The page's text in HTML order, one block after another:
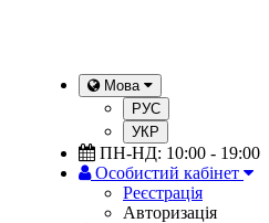
Мова
РУС
УКР
ПН-НД: 10:00 - 19:00
Особистий кабінет
Реєстрація
Авторизація